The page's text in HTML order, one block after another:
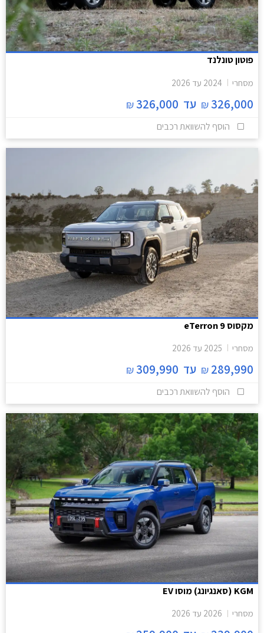
פוטון טונלנד
מסחרי 2024 עד 2026
326,000
₪ עד 326,000
₪
הוסף להשוואת רכבים
מקסוס eTerron 9
מסחרי 2025 עד 2026
289,990
₪ עד 309,990
₪
הוסף להשוואת רכבים
KGM (סאנגיונג) מוסו EV
מסחרי 2026 עד 2026